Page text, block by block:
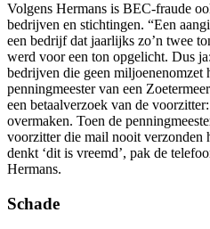
Volgens Hermans is BEC-fraude
bedrijven en stichtingen. “Een
een bedrijf dat jaarlijks zo’n twee
werd voor een ton opgelicht. Dus
bedrijven die geen miljoenenomzet
penningmeester van een
een betaalverzoek van de
overmaken. Toen de
voorzitter die mail nooit verzonden
denkt ‘dit is vreemd’, pak de
Hermans.
Schade